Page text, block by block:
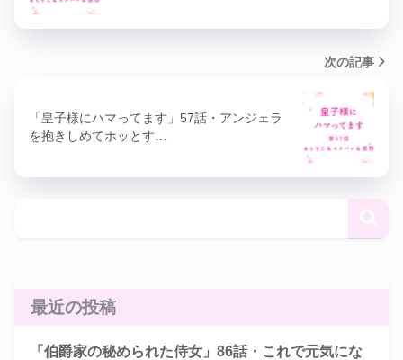
次の記事
「皇子様にハマってます」57話・アンジェラ
を抱きしめてホッとす…
最近の投稿
「伯爵家の秘められた侍女」86話・これで元気にな